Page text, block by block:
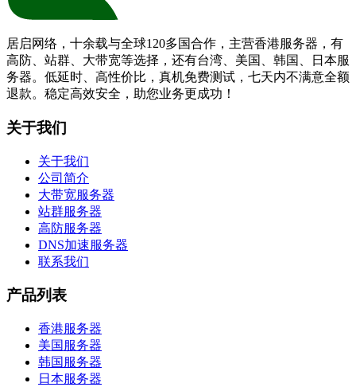
居启网络，十余载与全球120多国合作，主营香港服务器，有
高防、站群、大带宽等选择，还有台湾、美国、韩国、日本服
务器。低延时、高性价比，真机免费测试，七天内不满意全额
退款。稳定高效安全，助您业务更成功！
关于我们
关于我们
公司简介
大带宽服务器
站群服务器
高防服务器
DNS加速服务器
联系我们
产品列表
香港服务器
美国服务器
韩国服务器
日本服务器